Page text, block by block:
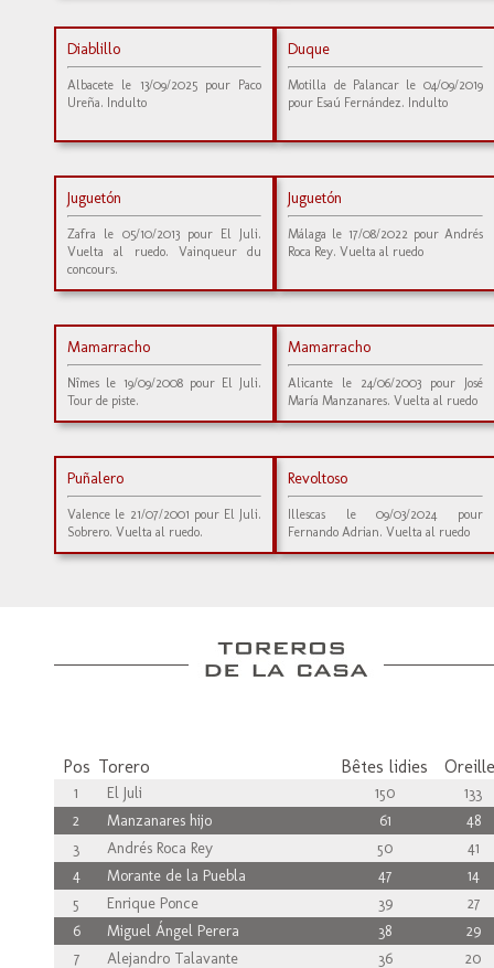
Diablillo
Albacete le 13/09/2025 pour Paco
Ureña. Indulto
Duque
Motilla de Palancar le 04/09/2019
pour Esaú Fernández. Indulto
Juguetón
Zafra le 05/10/2013 pour El Juli.
Vuelta al ruedo. Vainqueur du
concours.
Juguetón
Málaga le 17/08/2022 pour Andrés
Roca Rey. Vuelta al ruedo
Mamarracho
Nîmes le 19/09/2008 pour El Juli.
Tour de piste.
Mamarracho
Alicante le 24/06/2003 pour José
María Manzanares. Vuelta al ruedo
Puñalero
Valence le 21/07/2001 pour El Juli.
Sobrero. Vuelta al ruedo.
Revoltoso
Illescas le 09/03/2024 pour
Fernando Adrian. Vuelta al ruedo
Pos Torero Bêtes lidies
1 El Juli 150
133
2
Manzanares hijo 61
48
3
Andrés Roca Rey 50
41
4
Morante de la Puebla 47
14
5
Enrique Ponce 39
27
6
Miguel Ángel Perera 38
29
7
Alejandro Talavante 36
20